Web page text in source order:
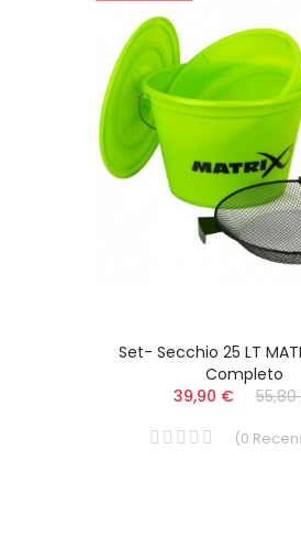
Set- Secchio 25 LT
Completo
39,90 €
(0